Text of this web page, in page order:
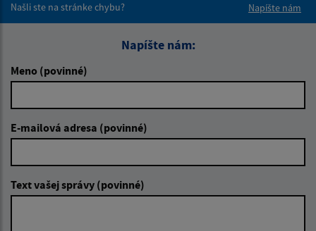
Našli ste na stránke chybu?
Napíšte nám
Napíšte nám:
Meno (povinné)
E-mailová adresa (povinné)
Text vašej správy (povinné)